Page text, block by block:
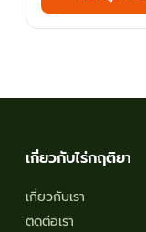
เกี่ยวกับไร่กฤติยา
เกี่ยวกับเรา
ติดต่อเรา